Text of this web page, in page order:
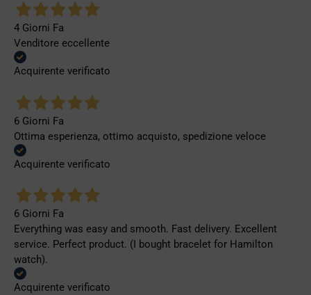
4 Giorni Fa
Venditore eccellente
Acquirente verificato
6 Giorni Fa
Ottima esperienza, ottimo acquisto, spedizione veloce
Acquirente verificato
6 Giorni Fa
Everything was easy and smooth. Fast delivery. Excellent
service. Perfect product. (I bought bracelet for Hamilton
watch).
Acquirente verificato